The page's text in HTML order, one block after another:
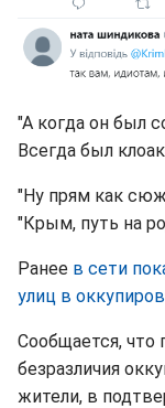
"А когда он был
Всегда был
"Ну прям как
"Крым, путь на
Ранее в сети
улиц в
Сообщается, что
безразличия
жители, в